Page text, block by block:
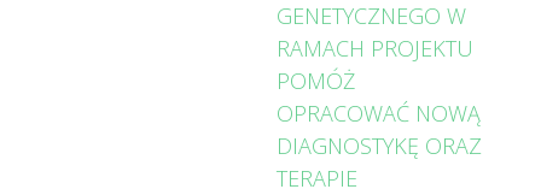
GENETYCZNEGO W
RAMACH PROJEKTU
POMÓŻ
OPRACOWAĆ NOWĄ
DIAGNOSTYKĘ ORAZ
TERAPIE